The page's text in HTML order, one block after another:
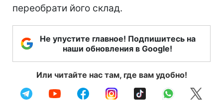
переобрати його склад.
Не упустите главное! Подпишитесь на
наши обновления в Google!
Или читайте нас там, где вам удобно!